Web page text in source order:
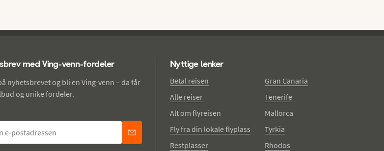
med Ving-venn-fordeler
nyhetsbrevet og bli en Ving-venn – da får
og unike fordeler.
Nyttige lenker
Betal reisen
Alle reiser
Alt om flyreisen
Fly fra din lokale flyplass
Restplasser
Gran Canaria
Tenerife
Mallorca
Tyrkia
Rhodos